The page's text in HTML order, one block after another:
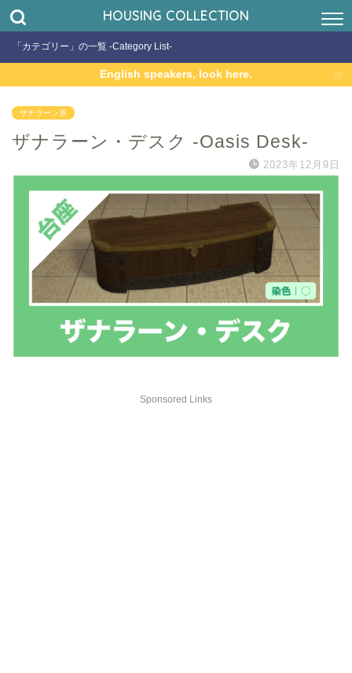
HOUSING COLLECTION
「カテゴリー」の一覧 -Category List-
English speakers, look here.
ザナラーン系
ザナラーン・デスク -Oasis Desk-
2023年12月9日
Sponsored Links